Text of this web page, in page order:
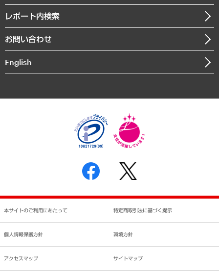
まちづくり・観光・交通・スポーツ・スマートシティ
自然資源・農林水産業・食料システム
沿革
組織図・本部部室紹介
インドネシア現地法人
個人情報保護方針
反社会的勢力に対する基本方針
書面による個人情報の開示等の請求の手続きについて
レポート内検索
お問い合わせ
English
本サイトのご利用にあたって 特定商取引法に基づく提示
個人情報保護方針 環境方針
アクセスマップ サイトマップ